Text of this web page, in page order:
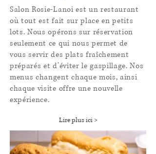
Salon Rosie-Lanoi est un restaurant
où tout est fait sur place en petits
lots. Nous opérons sur réservation
seulement ce qui nous permet de
vous servir des plats fraîchement
préparés et d’éviter le gaspillage. Nos
menus changent chaque mois, ainsi
chaque visite offre une nouvelle
expérience.
Lire plus ici >